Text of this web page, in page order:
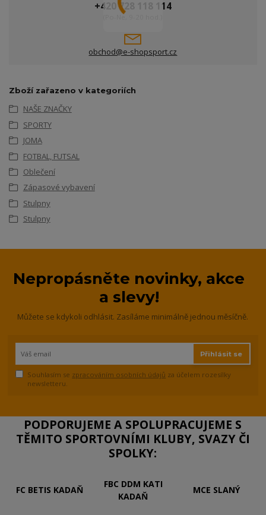
+420 728 118 114
(Po-Ne, 9-20 hod.)
obchod@e-shopsport.cz
Zboží zařazeno v kategoriích
NAŠE ZNAČKY
SPORTY
JOMA
FOTBAL, FUTSAL
Oblečení
Zápasové vybavení
Stulpny
Stulpny
Nepropásněte novinky, akce
a slevy!
Můžete se kdykoli odhlásit. Zasíláme minimálně jednou měsíčně.
Přihlásit se
Souhlasím se zpracováním osobních údajů za účelem rozesílky
newsletteru.
PODPORUJEME A SPOLUPRACUJEME S
TĚMITO SPORTOVNÍMI KLUBY, SVAZY ČI
SPOLKY:
FC BETIS KADAŇ
FBC DDM KATI
KADAŇ
MCE SLANÝ